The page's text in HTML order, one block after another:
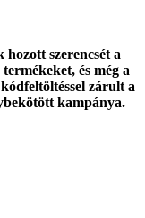
szerencsét a
és még a
zárult a
kampánya.